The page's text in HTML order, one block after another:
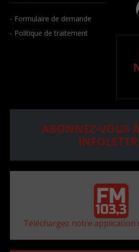
- Formulaire de demande
- Politique de traitement
ABONNEZ-VOUS
Téléchargez notre application